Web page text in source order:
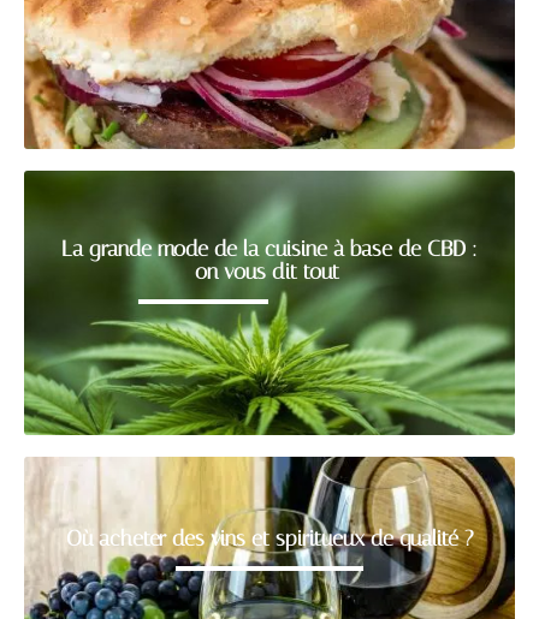
La grande mode de la cuisine à base de CBD :
on vous dit tout
Où acheter des vins et spiritueux de qualité ?